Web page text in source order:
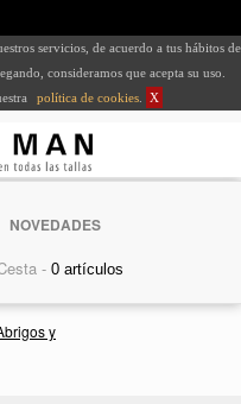
servicios, de acuerdo a tus hábitos de
consideramos que acepta su uso.
política de cookies X
NOVEDADES
-
y